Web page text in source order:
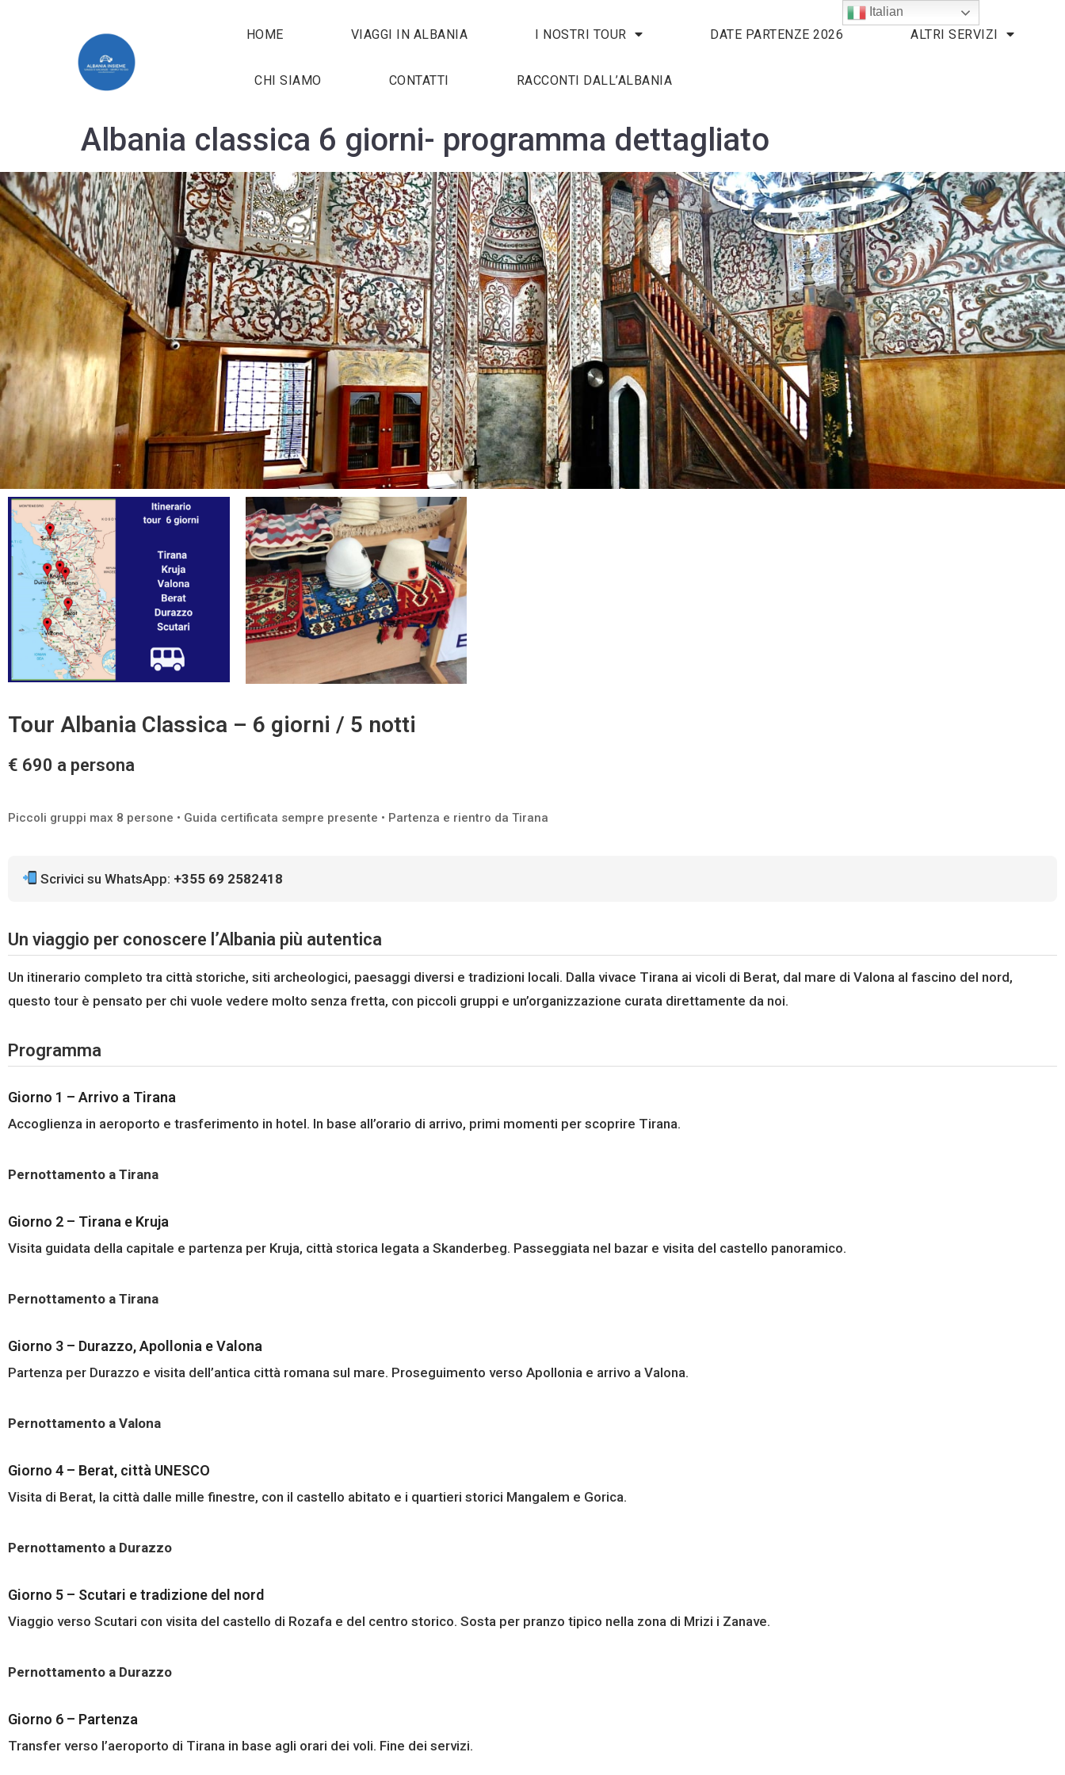
HOME VIAGGI IN ALBANIA I NOSTRI TOUR DATE PARTENZE 2026 ALTRI SERVIZI
CHI SIAMO CONTATTI RACCONTI DALL’ALBANIA
Albania classica 6 giorni- programma dettagliato
Tour Albania Classica – 6 giorni / 5 notti
€ 690 a persona
Piccoli gruppi max 8 persone • Guida certificata sempre presente • Partenza e rientro da Tirana
Scrivici su WhatsApp: +355 69 2582418
Un viaggio per conoscere l’Albania più autentica
Un itinerario completo tra città storiche, siti archeologici, paesaggi diversi e tradizioni locali. Dalla vivace Tirana ai vicoli di Berat, dal mare di Valona al fascino del nord,
questo tour è pensato per chi vuole vedere molto senza fretta, con piccoli gruppi e un’organizzazione curata direttamente da noi.
Programma
Giorno 1 – Arrivo a Tirana
Accoglienza in aeroporto e trasferimento in hotel. In base all’orario di arrivo, primi momenti per scoprire Tirana.
Pernottamento a Tirana
Giorno 2 – Tirana e Kruja
Visita guidata della capitale e partenza per Kruja, città storica legata a Skanderbeg. Passeggiata nel bazar e visita del castello panoramico.
Pernottamento a Tirana
Giorno 3 – Durazzo, Apollonia e Valona
Partenza per Durazzo e visita dell’antica città romana sul mare. Proseguimento verso Apollonia e arrivo a Valona.
Pernottamento a Valona
Giorno 4 – Berat, città UNESCO
Visita di Berat, la città dalle mille finestre, con il castello abitato e i quartieri storici Mangalem e Gorica.
Pernottamento a Durazzo
Giorno 5 – Scutari e tradizione del nord
Viaggio verso Scutari con visita del castello di Rozafa e del centro storico. Sosta per pranzo tipico nella zona di Mrizi i Zanave.
Pernottamento a Durazzo
Giorno 6 – Partenza
Transfer verso l’aeroporto di Tirana in base agli orari dei voli. Fine dei servizi.
Italian